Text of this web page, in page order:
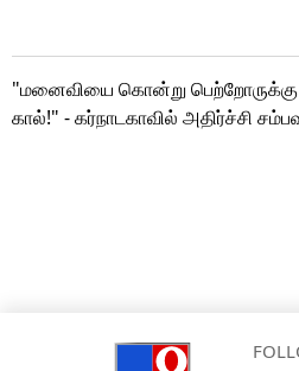
"மனைவியை கொன்று
கால்!" - கர்நாடகாவில் அதிர்ச்சி